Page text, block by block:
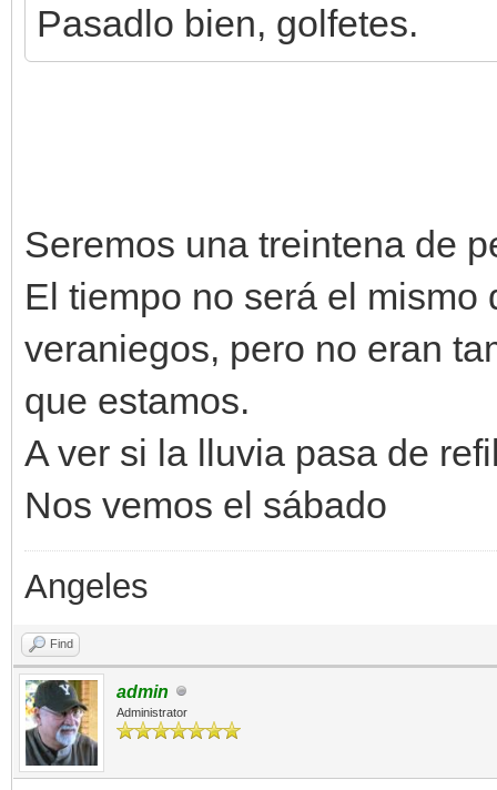
Pasadlo bien, golfetes.
Seremos una treintena de
El tiempo no será el
veraniegos, pero no eran
que estamos.
A ver si la lluvia pasa de
Nos vemos el sábado
Angeles
Find
admin
Administrator